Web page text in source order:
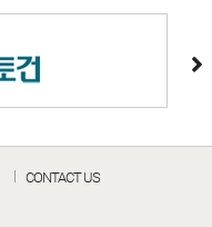
CONTACT US